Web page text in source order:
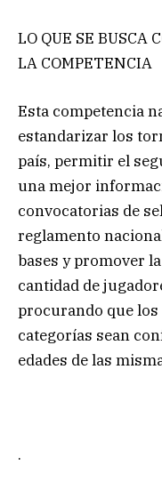
LO QUE SE BUSCA
LA COMPETENCIA
Esta competencia
estandarizar los
país, permitir el
una mejor
convocatorias de
reglamento
bases y promover
cantidad de
procurando que
categorías sean
edades de las
.